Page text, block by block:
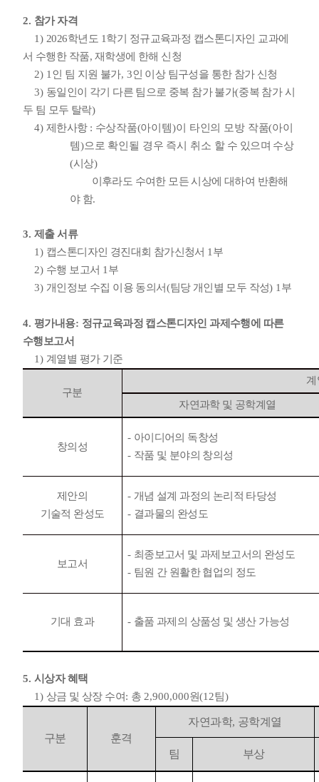
2. 참가 자격
1) 2026학년도 1학기 정규교육과정 캡스톤디자인 교과에
서 수행한 작품, 재학생에 한해 신청
2) 1 인 팀 지원 불가, 3인 이상 팀구성을 통한 참가 신청
3) 동일인이 각기 다른 팀으로 중복 참가 불가(중복 참가 시
두 팀 모두 탈락)
4) 제한사항 : 수상작품(아이템)이 타인의 모방 작품(아이
템)으로 확인될 경우 즉시 취소 할 수 있으며 수상
(시상)
이후라도 수여한 모든 시상에 대하여 반환해
야 함.
3. 제출 서류
1) 캡스톤디자인 경진대회 참가신청서 1 부
2) 수행 보고서 1 부
3) 개인정보 수집 이용 동의서(팀당 개인별 모두 작성) 1 부
4. 평가내용: 정규교육과정 캡스톤디자인 과제수행에 따른
수행보고서
1) 계열별 평가 기준
구분
계
자연과학 및 공학계열
창의성
- 아이디어의 독창성
- 작품 및 분야의 창의성
제안의
기술적 완성도
- 개념 설계 과정의 논리적 타당성
- 결과물의 완성도
보고서
- 최종보고서 및 과제보고서의 완성도
- 팀원 간 원활한 협업의 정도
기대 효과 - 출품 과제의 상품성 및 생산 가능성
5. 시상자 혜택
1) 상금 및 상장 수여: 총 2,900,000원(12팀)
구분 훈격
자연과학, 공학계열
팀 부상